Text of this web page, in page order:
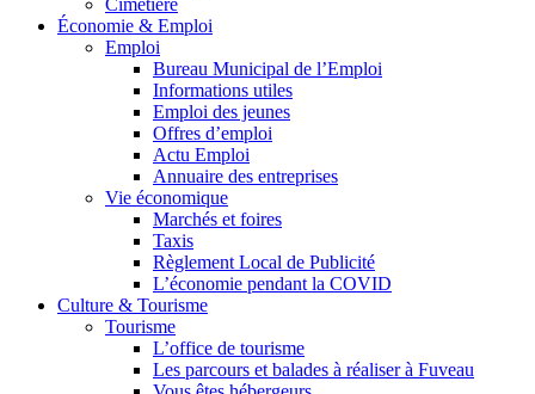
Cimetière
Économie & Emploi
Emploi
Bureau Municipal de l’Emploi
Informations utiles
Emploi des jeunes
Offres d’emploi
Actu Emploi
Annuaire des entreprises
Vie économique
Marchés et foires
Taxis
Règlement Local de Publicité
L’économie pendant la COVID
Culture & Tourisme
Tourisme
L’office de tourisme
Les parcours et balades à réaliser à Fuveau